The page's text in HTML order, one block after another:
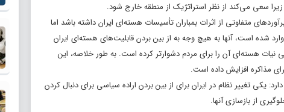
زیرا سعی می‌کند از نظر استراتژیک از منطقه خارج شود.
متفاوتی از اثرات بمباران تأسیسات هسته‌ای ایران داشته باشد اما
شده است، آنها به هیچ وجه به از بین بردن قابلیت‌های هسته‌ای ایران
نیات هسته‌ای آن را برای مردم دشوارتر کرده است. به طور خلاصه، این
مذاکره افزایش داده است.
یکی تغییر نظام در ایران برای از بین بردن اراده سیاسی برای دنبال کردن
از بازسازی آنها.